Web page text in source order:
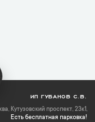
ИП ГУБАНОВ С.В.
Кутузовский проспект, 23к1,
Есть бесплатная парковка!